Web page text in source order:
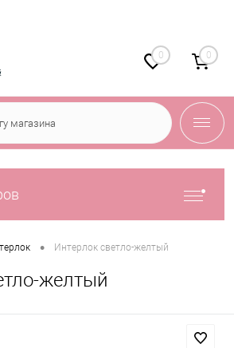
0 0
• Интерлок светло-желтый
желтый